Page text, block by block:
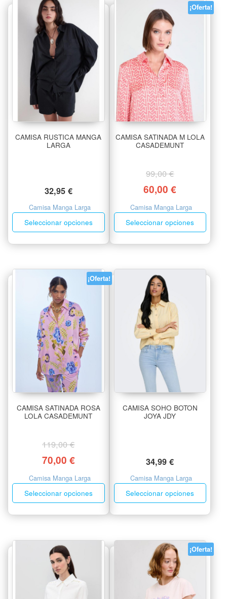
CAMISA RUSTICA MANGA
LARGA
32,95 €
Camisa Manga Larga
Seleccionar opciones
¡Oferta!
CAMISA SATINADA M LOLA
CASADEMUNT
99,00€
60,00€
Camisa Manga Larga
Seleccionar opciones
¡Oferta!
CAMISA SATINADA ROSA
LOLA CASADEMUNT
119,00€
70,00 €
Camisa Manga Larga
Seleccionar opciones
CAMISA SOHO BOTON
JOYA JDY
34,99€
Camisa Manga Larga
Seleccionar opciones
¡Oferta!